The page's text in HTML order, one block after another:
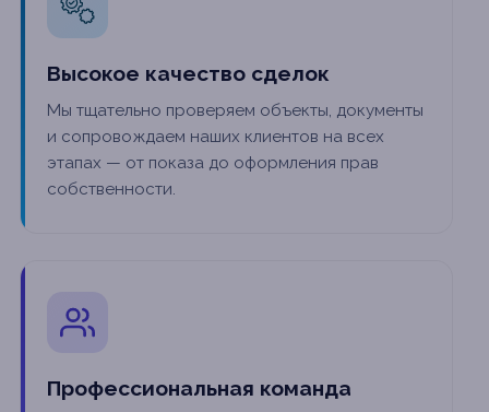
Высокое качество сделок
Мы тщательно проверяем объекты, документы
и сопровождаем наших клиентов на всех
этапах — от показа до оформления прав
собственности.
Профессиональная команда